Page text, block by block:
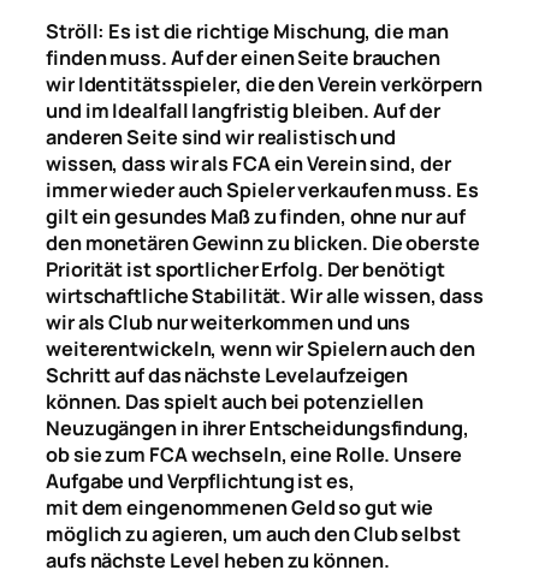
Ströll: Es istdie richtige Mischung, die man
finden muss.Auf der einen Seite brauchen
wirIdentitätsspieler, die den Verein verkörpern
und im Idealfall langfristig bleiben.Auf der
anderen Seite sind wir realistisch und
wissen, dass wir als FCA ein Verein sind, der
immer wiederauchSpieler verkaufen muss. Es
gilt ein gesundes Maß zu finden, ohne nur auf
den monetären Gewinn zu blicken. Die oberste
Prioritätist sportlicher Erfolg. Der benötigt
wirtschaftliche Stabilität. Wir alle wissen, dass
wir als Club nur weiterkommen und uns
weiterentwickeln, wenn wir Spielernauchden
Schritt aufdas nächste Levelaufzeigen
können. Das spielt auch bei potenziellen
Neuzugängen in ihrer Entscheidungsfindung,
ob sie zum FCA wechseln, eine Rolle. Unsere
Aufgabe und Verpflichtung ist es,
mitdemeingenommenen Geld so gut wie
möglich zu agieren, um auch den Club selbst
aufs nächste Level heben zu können.